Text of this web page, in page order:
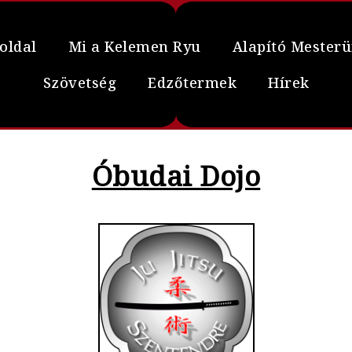
Mi a Kelemen Ryu
Alapító
Szövetség
Edzőtermek Hírek
Óbudai Dojo